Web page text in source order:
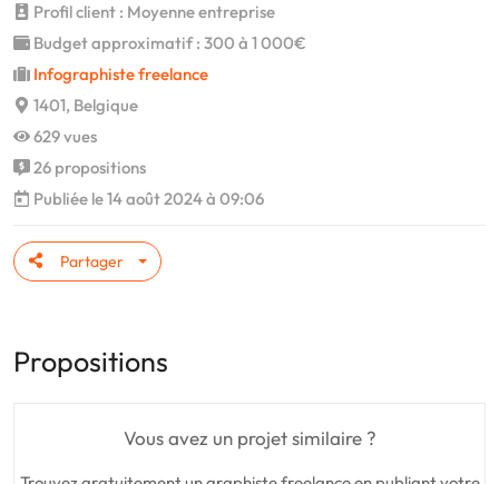
Profil client : Moyenne entreprise
Budget approximatif : 300 à 1 000€
Infographiste freelance
1401, Belgique
629 vues
26 propositions
Publiée le 14 août 2024 à 09:06
Partager
Propositions
Vous avez un projet similaire ?